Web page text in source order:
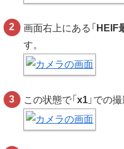
画面右上にある「 HEIF
す。
この状態で「x1 」での